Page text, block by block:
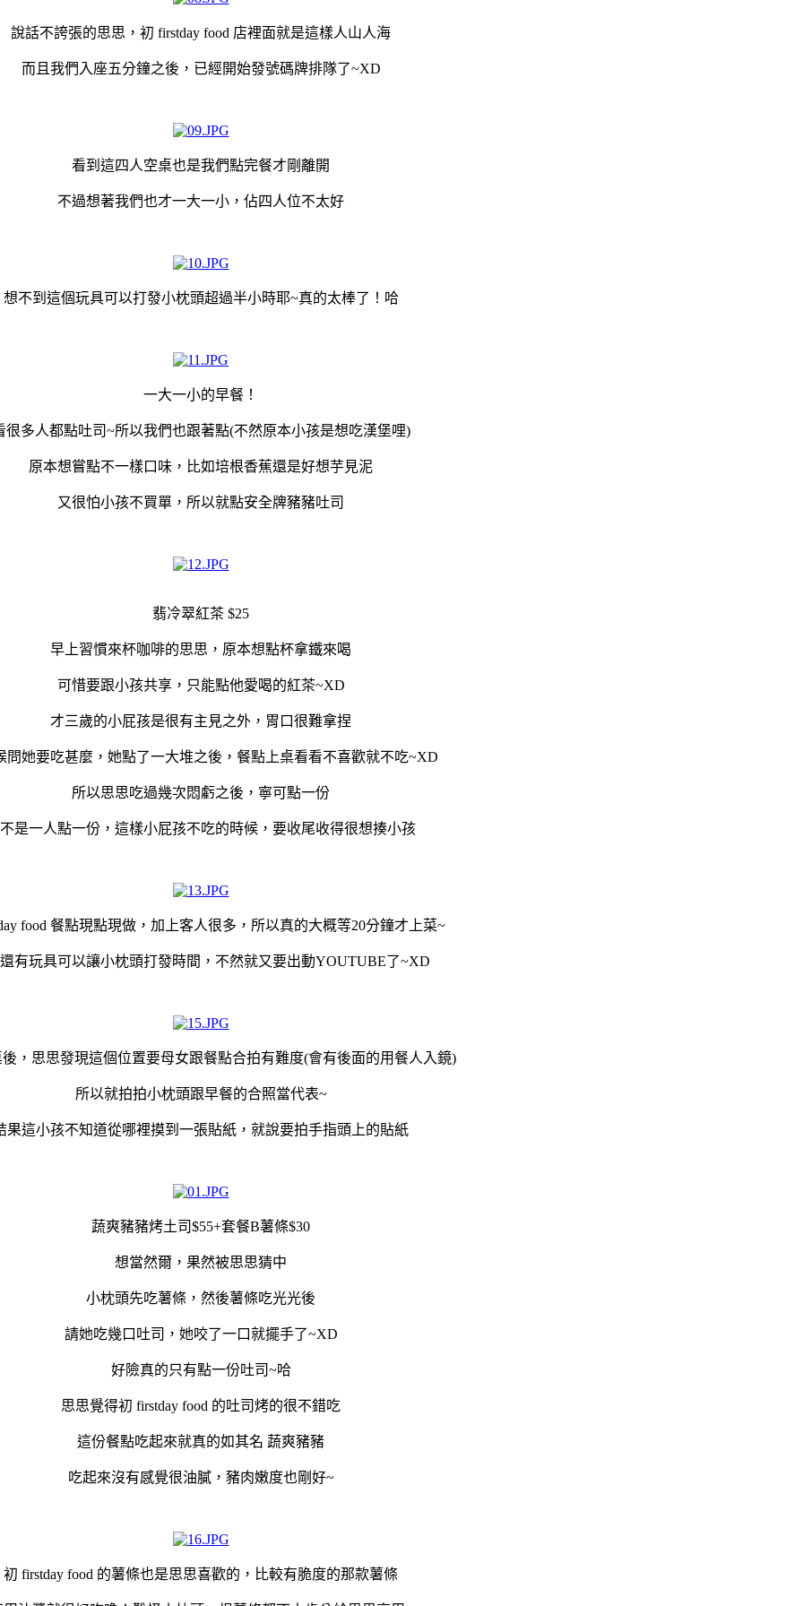
說話不誇張的思思，初 firstday food 店裡面就是這樣人山人海
而且我們入座五分鐘之後，已經開始發號碼牌排隊了~XD
看到這四人空桌也是我們點完餐才剛離開
不過想著我們也才一大一小，佔四人位不太好
想不到這個玩具可以打發小枕頭超過半小時耶~真的太棒了！哈
一大一小的早餐！
很多人都點吐司~所以我們也跟著點(不然原本小孩是想吃漢堡哩)
原本想嘗點不一樣口味，比如培根香蕉還是好想芋見泥
又很怕小孩不買單，所以就點安全牌豬豬吐司
翡冷翠紅茶 $25
早上習慣來杯咖啡的思思，原本想點杯拿鐵來喝
可惜要跟小孩共享，只能點他愛喝的紅茶~XD
才三歲的小屁孩是很有主見之外，胃口很難拿捏
問她要吃甚麼，她點了一大堆之後，餐點上桌看看不喜歡就不吃~XD
所以思思吃過幾次悶虧之後，寧可點一份
是一人點一份，這樣小屁孩不吃的時候，要收尾收得很想揍小孩
food 餐點現點現做，加上客人很多，所以真的大概等20分鐘才上菜~
有玩具可以讓小枕頭打發時間，不然就又要出動YOUTUBE了~XD
，思思發現這個位置要母女跟餐點合拍有難度(會有後面的用餐人入鏡)
所以就拍拍小枕頭跟早餐的合照當代表~
果這小孩不知道從哪裡摸到一張貼紙，就說要拍手指頭上的貼紙
蔬爽豬豬烤土司$55+套餐B薯條$30
想當然爾，果然被思思猜中
小枕頭先吃薯條，然後薯條吃光光後
請她吃幾口吐司，她咬了一口就擺手了~XD
好險真的只有點一份吐司~哈
思思覺得初 firstday food 的吐司烤的很不錯吃
這份餐點吃起來就真的如其名 蔬爽豬豬
吃起來沒有感覺很油膩，豬肉嫩度也剛好~
初 firstday food 的薯條也是思思喜歡的，比較有脆度的那款薯條